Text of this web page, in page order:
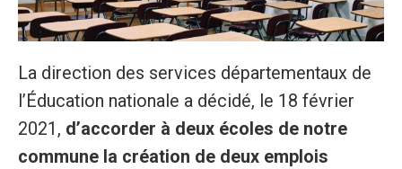
La direction des services départementaux de
l’Éducation nationale a décidé, le 18 février
2021, d’accorder à deux écoles de notre
commune la création de deux emplois